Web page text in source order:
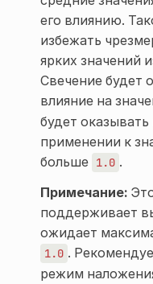
его влиянию.
избежать
ярких значений
Свечение будет
влияние на
будет
применении к
больше 1.0 .
Примечание:
поддерживает
ожидает
1.0 .
режим